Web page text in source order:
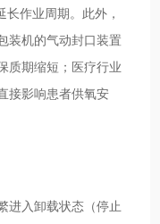
作业周期。此外，
装机的气动封口装置
质期缩短；医疗行业
接影响患者供氧安
进入卸载状态（停止